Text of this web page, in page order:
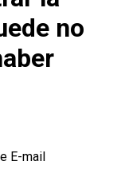
no
E-mail